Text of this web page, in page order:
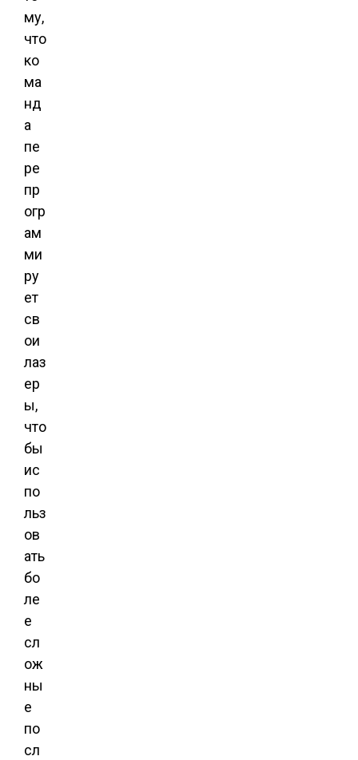
му,
что
ко
ма
нд
а
пе
ре
пр
огр
ам
ми
ру
ет
св
ои
лаз
ер
ы,
что
бы
ис
по
льз
ов
ать
бо
ле
е
сл
ож
ны
е
по
сл